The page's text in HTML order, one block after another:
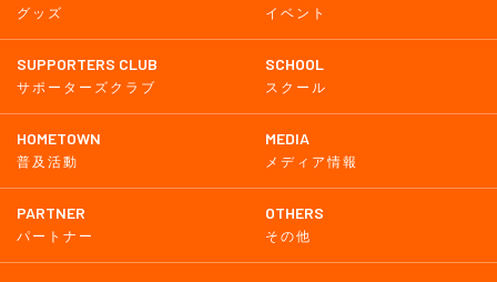
グッズ イベント
SUPPORTERS CLUB
サポーターズクラブ
SCHOOL
スクール
HOMETOWN
普及活動
MEDIA
メディア情報
PARTNER
パートナー
OTHERS
その他